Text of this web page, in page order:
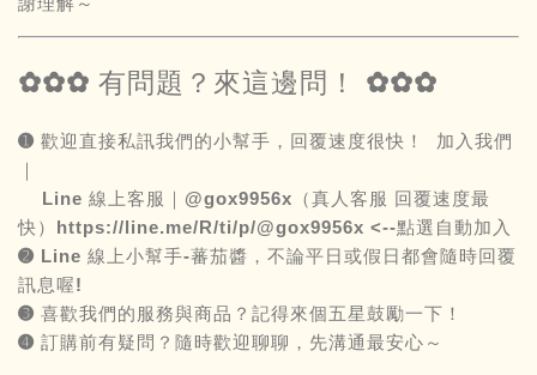
✿✿✿ 有問題？來這邊問！ ✿✿✿
➊ 歡迎直接私訊我們的小幫手，回覆速度很快！ 加入我們
Line 線上客服｜@gox9956x（真人客服 回覆速度最
快）
https://line.me/R/ti/p/@gox9956x <--點選自動加入
➋ Line 線上小幫手-蕃茄醬，不論平日或假日都會隨時回覆
訊息喔!
➌ 喜歡我們的服務與商品？記得來個五星鼓勵一下！
➍ 訂購前有疑問？隨時歡迎聊聊，先溝通最安心～